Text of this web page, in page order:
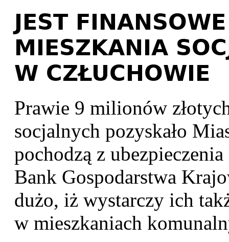
JEST
MIESZKANIA
W CZŁUCHOWIE
Prawie 9 milionów
socjalnych pozyskało
pochodzą z
Bank Gospodarstwa
dużo, iż wystarczy ich
w mieszkaniach